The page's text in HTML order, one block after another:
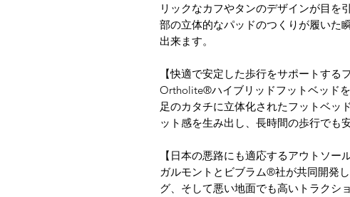
リックなカフやタンのデザインが目を
部の立体的なパッドのつくりが履いた
出来ます。
【快適で安定した歩行をサポートする
Ortholite®ハイブリッドフットベッドを
足のカタチに立体化されたフットベッ
ット感を生み出し、長時間の歩行でも
【日本の悪路にも適応するアウトソー
ガルモントとビブラム®社が共同開発
グ、そして悪い地面でも高いトラクシ